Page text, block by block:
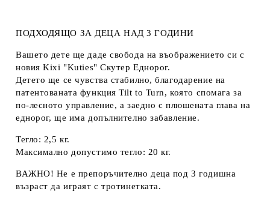
ПОДХОДЯЩО ЗА ДЕЦА НАД 3 ГОДИНИ
Вашето дете ще даде свобода на въображението си с
новия Kixi "Kuties" Скутер Еднорог.
Детето ще се чувства стабилно, благодарение на
патентованата функция Tilt to Turn, която спомага за
по-лесното управление, а заедно с плюшената глава на
еднорог, ще има допълнително забавление.
Тегло: 2,5 кг.
Максимално допустимо тегло: 20 кг.
ВАЖНО! Не е препоръчително деца под 3 годишна
възраст да играят с тротинетката.